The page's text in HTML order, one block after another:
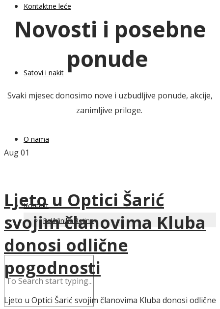
Kontaktne leće
Satovi i nakit
O nama
Kontakt
Poliklinika Retina
Novosti i posebne
ponude
Svaki mjesec donosimo nove i uzbudljive ponude, akcije,
zanimljive priloge.
Aug01
Ljeto u Optici Šarić
svojim članovima Kluba
donosi odlične
pogodnosti
Ljeto u Optici Šarić svojim članovima Kluba donosi odlične